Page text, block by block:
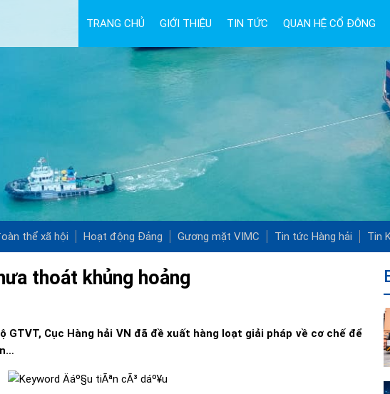
TRANG CHỦ GIỚI THIỆU TIN TỨC QUAN HỆ CỔ ĐÔNG
thể xã hội Hoạt động Đảng Gương mặt VIMC Tin tức Hàng hải Tin
thoát khủng hoảng
GTVT, Cục Hàng hải VN đã đề xuất hàng loạt giải pháp về cơ chế để